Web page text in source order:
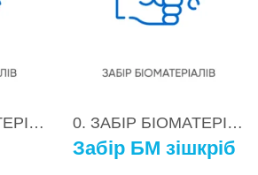
0. ЗАБІР БІОМАТЕРІАЛІВ 0. ЗАБІР БІОМАТЕРІАЛІВ
Забір БМ зішкріб